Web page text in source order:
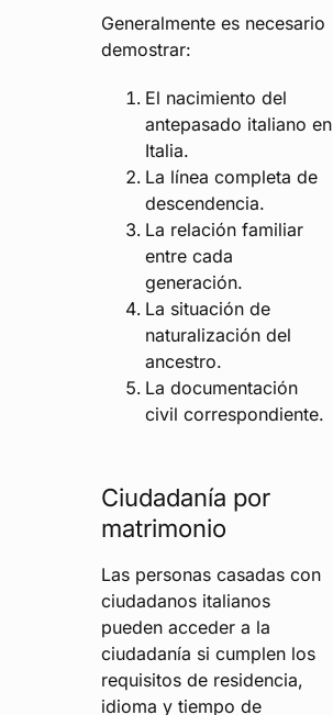
Generalmente es necesario
demostrar:
El nacimiento del
antepasado italiano en
Italia.
La línea completa de
descendencia.
La relación familiar
entre cada
generación.
La situación de
naturalización del
ancestro.
La documentación
civil correspondiente.
Ciudadanía por
matrimonio
Las personas casadas con
ciudadanos italianos
pueden acceder a la
ciudadanía si cumplen los
requisitos de residencia,
idioma y tiempo de